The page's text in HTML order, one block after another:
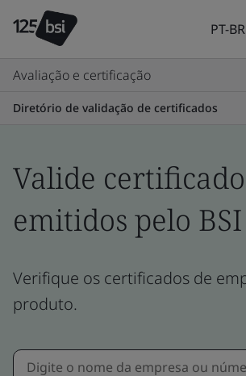
PT-BR
Avaliação e certificação
Diretório de validação de certificados
Valide
emitidos pelo BSI
Verifique os certificados de
produto.